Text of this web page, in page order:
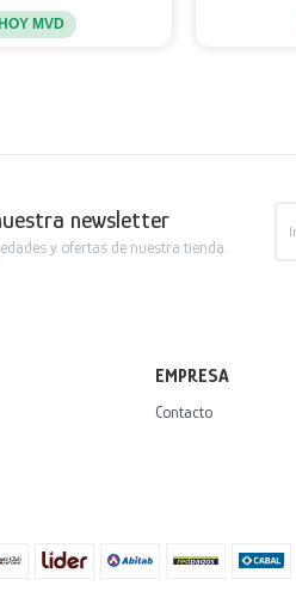
MVD
newsletter
y ofertas de nuestra tienda.
EMPRESA
Contacto